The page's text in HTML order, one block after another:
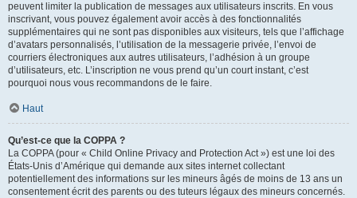
peuvent limiter la publication de messages aux utilisateurs inscrits. En vous
inscrivant, vous pouvez également avoir accès à des fonctionnalités
supplémentaires qui ne sont pas disponibles aux visiteurs, tels que l’affichage
d’avatars personnalisés, l’utilisation de la messagerie privée, l’envoi de
courriers électroniques aux autres utilisateurs, l’adhésion à un groupe
d’utilisateurs, etc. L’inscription ne vous prend qu’un court instant, c’est
pourquoi nous vous recommandons de le faire.
Haut
Qu’est-ce que la COPPA ?
La COPPA (pour « Child Online Privacy and Protection Act ») est une loi des
États-Unis d’Amérique qui demande aux sites internet collectant
potentiellement des informations sur les mineurs âgés de moins de 13 ans un
consentement écrit des parents ou des tuteurs légaux des mineurs concernés.